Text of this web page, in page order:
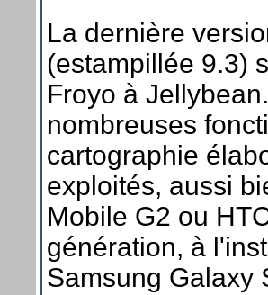
La dernière
(estampillée 9.3)
Froyo à
nombreuses
cartographie
exploités, aussi
Mobile G2 ou
génération, à
Samsung Galaxy